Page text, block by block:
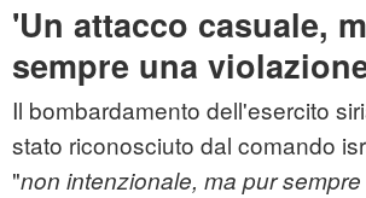
'Un attacco casuale,
sempre una
Il bombardamento dell'esercito
stato riconosciuto dal comando
"non intenzionale, ma pur